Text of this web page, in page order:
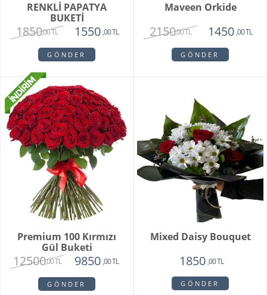
RENKLİ PAPATYA
BUKETİ
1850,00 TL 1550 ,00 TL
GÖNDER
Maveen Orkide
2150,00 TL 1450 ,00 TL
GÖNDER
Premium 100 Kırmızı
Gül Buketi
12500,00 TL 9850 ,00 TL
GÖNDER
Mixed Daisy Bouquet
1850 ,00 TL
GÖNDER